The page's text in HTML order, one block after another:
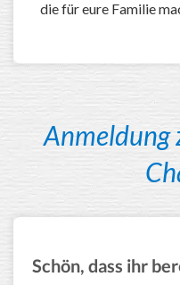
die für eure Familie
Anmeldung
Schön, dass ihr